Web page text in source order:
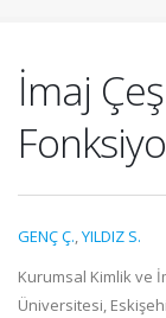
İmaj
GENÇ Ç.,YILDIZ S.
Kurumsal Kimlik ve
Üniversitesi,